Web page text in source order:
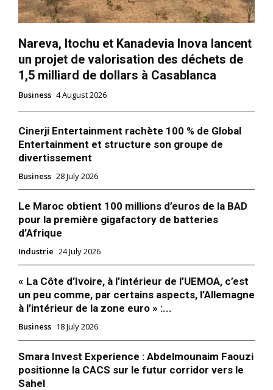
Nareva, Itochu et Kanadevia Inova lancent
un projet de valorisation des déchets de
1,5 milliard de dollars à Casablanca
Business 4 August 2026
Cinerji Entertainment rachète 100 % de Global
Entertainment et structure son groupe de
divertissement
Business 28 July 2026
Le Maroc obtient 100 millions d’euros de la BAD
pour la première gigafactory de batteries
d’Afrique
Industrie 24 July 2026
« La Côte d’Ivoire, à l’intérieur de l’UEMOA, c’est
un peu comme, par certains aspects, l’Allemagne
à l’intérieur de la zone euro » :...
Business 18 July 2026
Smara Invest Experience : Abdelmounaim Faouzi
positionne la CACS sur le futur corridor vers le
Sahel